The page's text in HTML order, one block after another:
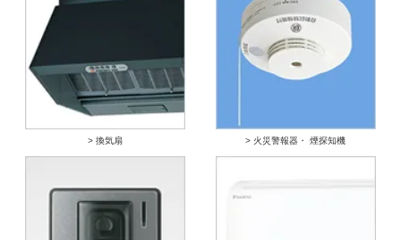
> 換気扇 > 火災警報器・ 煙探知機